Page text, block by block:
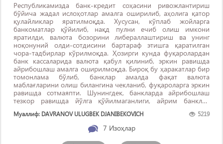
Республикамизда банк-кредит соҳасини ривожлантириш
бўйича жадал ислоҳотлар амалга оширилиб, аҳолига қатор
қулайликлар яратилмоқда. Хусусан, кўплаб жойларга
банкоматлар қўйилиб, нақд пулни ечиб олиш имкони
яратилди, валюта бозорини либераллаштириш ва унинг
ноқонуний олди-сотдисини бартараф этишга қаратилган
чора-тадбирлар кўрилмоқда. Ҳозирги кунда фуқаролардан
банк кассаларида валюта қабул қилиниб, эркин равишда
айрибошлаш амалга оширилмоқда. Бироқ бу ҳаракатлар бир
томонлама бўлиб, банклар амалда фақат валюта
маблағларини олиш билангина чекланиб, фуқароларга эркин
равишда сотмаяпти. Шунингдек, банкларда айрибошлаш
тезкор равишда йўлга қўйилмаганлиги, айрим банклар
сабабли фуқаролар “қора бозор”га мурожаат қилишга
Муаллиф: DAVRANOV ULUGBEK DJANIBEKOVICH 5219
7 Изоҳлар